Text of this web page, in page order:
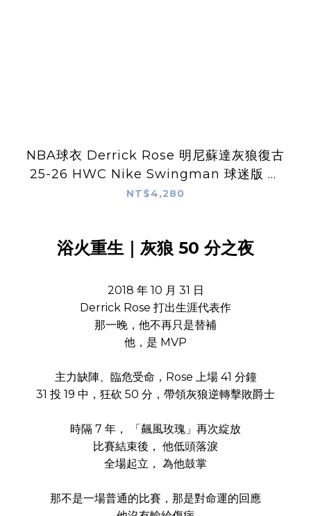
NBA球衣 Derrick Rose 明尼蘇達灰狼復古
25-26 HWC Nike Swingman 球迷版 熱
轉印 全新
NT$4,280
浴火重生｜灰狼 50 分之夜
2018 年 10 月 31 日
Derrick Rose 打出生涯代表作
那一晚，他不再只是替補
他，是 MVP
主力缺陣、臨危受命，Rose 上場 41 分鐘
31 投 19 中，狂砍 50 分，帶領灰狼逆轉擊敗爵士
時隔 7 年， 「飆風玫瑰」再次綻放
比賽結束後， 他低頭落淚
全場起立， 為他鼓掌
那不是一場普通的比賽，那是對命運的回應